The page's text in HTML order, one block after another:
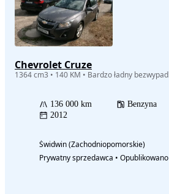
Chevrolet Cruze
136 000 km Benzyna
2012
Świdwin (Zachodniopomorskie)
Prywatny sprzedawca • Opublikowano